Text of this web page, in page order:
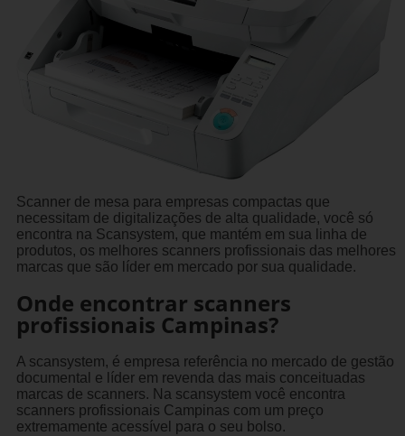
Scanner de mesa para empresas compactas que
necessitam de digitalizações de alta qualidade, você só
encontra na Scansystem, que mantém em sua linha de
produtos, os melhores scanners profissionais das melhores
marcas que são líder em mercado por sua qualidade.
Onde encontrar scanners
profissionais Campinas?
A scansystem, é empresa referência no mercado de gestão
documental e líder em revenda das mais conceituadas
marcas de scanners. Na scansystem você encontra
scanners profissionais Campinas com um preço
extremamente acessível para o seu bolso.